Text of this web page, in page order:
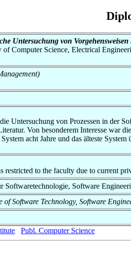
Untersuchung von
Computer Science, Electrical
Untersuchung von Prozessen in der
Von besonderem Interesse war
acht Jahre und das älteste System
restricted to the faculty due to current
Softwaretechnologie, Software
Software Technology, Software
Publ. Computer Science